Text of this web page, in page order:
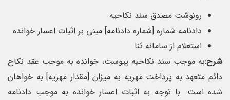
رونوشت مصدق سند نکاحیه
دادنامه شماره [شماره دادنامه] مبنی بر اثبات اعسار خوانده
استعلام از سامانه ثنا
شرح:به موجب سند نکاحیه پیوست، خوانده به موجب عقد نکاح
دائم متعهد به پرداخت مهریه به میزان [مقدار مهریه] به خواهان
شده است. با توجه به اثبات اعسار خوانده به موجب دادنامه